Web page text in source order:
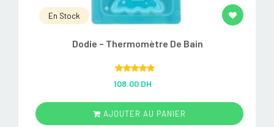
En Stock
Dodie – Thermomètre De Bain
out of 5
108.00 DH
AJOUTER AU PANIER